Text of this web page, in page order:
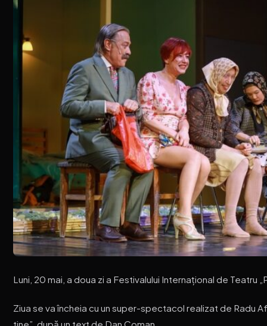
Luni, 20 mai, a doua zi a Festivalului Internațional de Teatru
Ziua se va încheia cu un super-spectacol realizat de Radu